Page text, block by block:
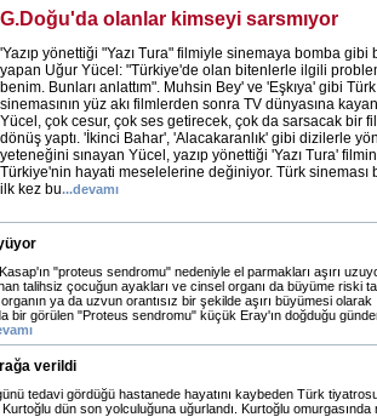
G.Doğu'da olanlar kimseyi sarsmıyor
'Yazıp yönettiği "Yazı Tura" filmiyle sinemaya bomba gibi
yapan Uğur Yücel: "Türkiye'de olan bitenlerle ilgili
benim. Bunları anlattım". Muhsin Bey' ve 'Eşkıya' gibi Türk
sinemasının yüz akı filmlerden sonra TV dünyasına
Yücel, çok cesur, çok ses getirecek, çok da sarsacak bir
dönüş yaptı. 'İkinci Bahar', 'Alacakaranlık' gibi dizilerle
yeteneğini sınayan Yücel, yazıp yönettiği 'Yazı Tura'
Türkiye'nin hayati meselelerine değiniyor. Türk sineması
ilk kez bu...devamı
"proteus sendromu" nedeniyle el parmakları aşırı
talihsiz çocuğun ayakları ve cinsel organı da büyüme riski
ya da uzvun orantısız bir şekilde aşırı büyümesi olarak
bir görülen "Proteus sendromu" küçük Eray'ın doğduğu
verildi
tedavi gördüğü hastanede hayatını kaybeden Türk
dün son yolculuğuna uğurlandı. Kurtoğlu omurgasında